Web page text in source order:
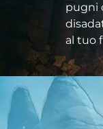
pugni
al tuo